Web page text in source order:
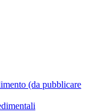
(da pubblicare